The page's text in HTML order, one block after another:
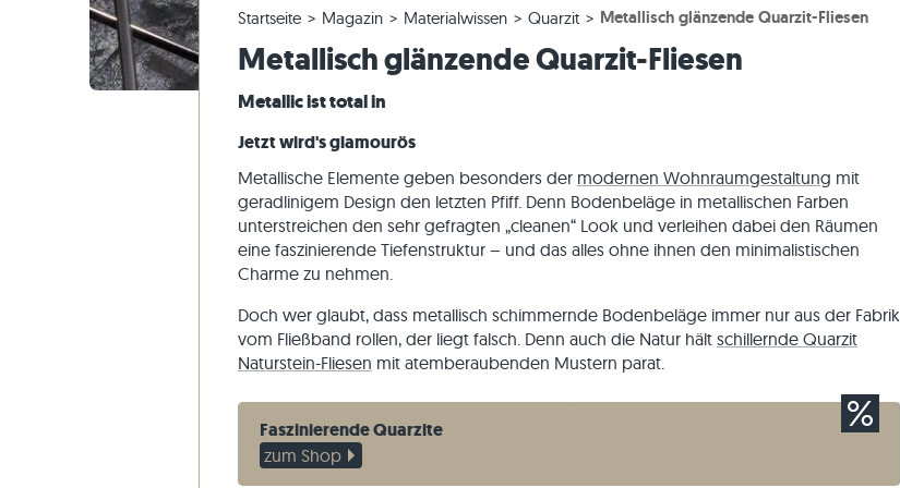
Quarzitfliesen
Marmorfliesen
Antike Fliesen
Beige Fliesen
Graue Fliesen
Kalksteinplatten
Marmorplatten
Quarzitplatten
Beige Terrassenplatten
Graue Terrassenplatten
Kalkstein-Pflastersteine
Quarzit-Pflastersteine
Gneis-Blockstufen
Kalkstein-Blockstufen
Travertin-Mauersteine
Quarzit-Mauersteine
Reklamieren & Nachbestellen
Bestellung ändern & Stornieren
Musterversand
Panoramatour
Gartengestaltung
Wohnstile
Marmor
Quarzit
Startseite Magazin Materialwissen Quarzit Metallisch glänzende Quarzit-Fliesen
Metallisch glänzende Quarzit-Fliesen
Metallic ist total in
Jetzt wird's glamourös
Metallische Elemente geben besonders der modernen Wohnraumgestaltung mit
geradlinigem Design den letzten Pfiff. Denn Bodenbeläge in metallischen Farben
unterstreichen den sehr gefragten „cleanen“ Look und verleihen dabei den Räumen
eine faszinierende Tiefenstruktur – und das alles ohne ihnen den minimalistischen
Charme zu nehmen.
Doch wer glaubt, dass metallisch schimmernde Bodenbeläge immer nur aus der Fabrik
vom Fließband rollen, der liegt falsch. Denn auch die Natur hält schillernde Quarzit
Naturstein-Fliesen mit atemberaubenden Mustern parat.
Faszinierende Quarzite
zum Shop